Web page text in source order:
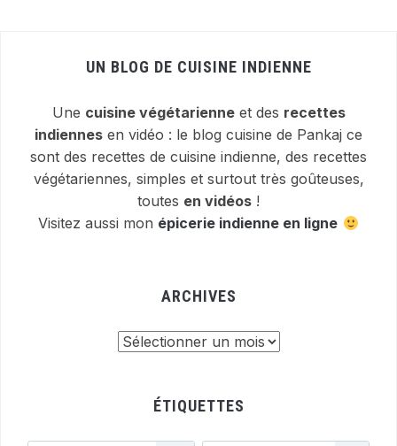
UN BLOG DE CUISINE INDIENNE
Une cuisine végétarienneet des recettes
indiennes en vidéo : le blog cuisine de Pankaj ce
sont des recettes de cuisine indienne, des recettes
végétariennes, simples et surtout très goûteuses,
toutes en vidéos !
Visitez aussi mon épicerie indienne en ligne
ARCHIVES
ÉTIQUETTES